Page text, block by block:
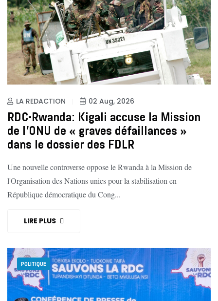
LA REDACTION 02 Aug, 2026
RDC-Rwanda: Kigali accuse la Mission
de l'ONU de « graves défaillances »
dans le dossier des FDLR
Une nouvelle controverse oppose le Rwanda à la Mission de
l'Organisation des Nations unies pour la stabilisation en
République démocratique du Cong...
LIRE PLUS
POLITIQUE